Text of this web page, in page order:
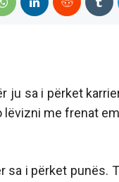
sa i përket
me frenat
i përket punës.